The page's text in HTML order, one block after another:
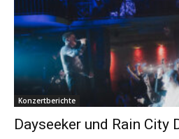
Konzertberichte
Dayseeker und Rain City